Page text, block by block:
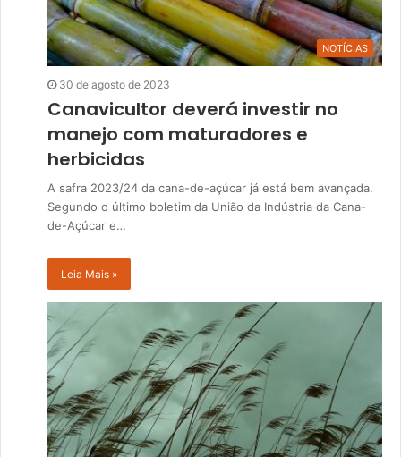
NOTÍCIAS
30 de agosto de 2023
Canavicultor deverá investir no
manejo com maturadores e
herbicidas
A safra 2023/24 da cana-de-açúcar já está bem avançada.
Segundo o último boletim da União da Indústria da Cana-
de-Açúcar e…
Leia Mais »